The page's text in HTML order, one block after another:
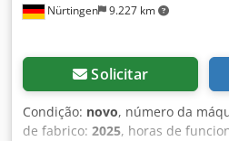
Nürtingen 9.227 km
Solicitar
Condição: novo, número da
de fabrico: 2025, horas de